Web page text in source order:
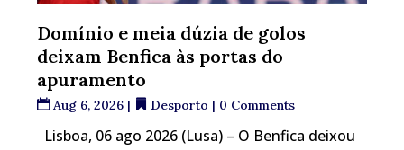
Domínio e meia dúzia de golos
deixam Benfica às portas do
apuramento
Aug 6, 2026 | Desporto | 0 Comments
Lisboa, 06 ago 2026 (Lusa) – O Benfica deixou